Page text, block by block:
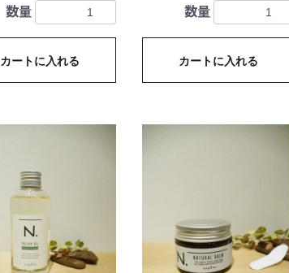
数量
カートに入れる
数量
カートに入れる